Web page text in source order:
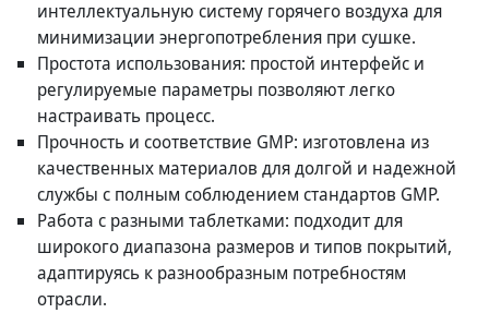
интеллектуальную систему горячего воздуха для
минимизации энергопотребления при сушке.
Простота использования: простой интерфейс и
регулируемые параметры позволяют легко
настраивать процесс.
Прочность и соответствие GMP: изготовлена из
качественных материалов для долгой и надежной
службы с полным соблюдением стандартов GMP.
Работа с разными таблетками: подходит для
широкого диапазона размеров и типов покрытий,
адаптируясь к разнообразным потребностям
отрасли.